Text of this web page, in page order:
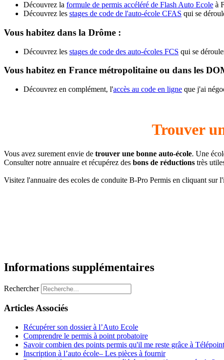
Découvrez la formule de permis accéléré de Flash Auto Ecole à
Découvrez les stages de code de l'auto-école CFAS qui se
Vous habitez dans la Drôme :
Découvrez les stages de code des auto-écoles FCS qui se
Vous habitez en France métropolitaine ou dans les
Découvrez en complément, l'accès au code en ligne que j'ai
Trouver
Vous avez surement envie de trouver une bonne auto-école. Une
Consulter notre annuaire et récupérez des bons de réductions très
Visitez l'annuaire des ecoles de conduite B-Pro Permis en cliquant sur
Informations supplémentaires
Rechercher
Articles Associés
Récupérer son dossier à l’Auto Ecole
Comprendre le permis à point probatoire
Savoir combien des points permis qu'il me reste grâce à
Inscription à l’auto école– Les pièces à fournir